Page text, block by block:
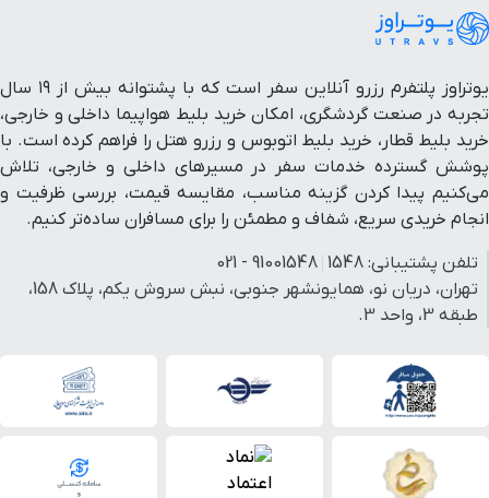
یوتراوز پلتفرم رزرو آنلاین سفر است که با پشتوانه بیش از ۱۹ سال
تجربه در صنعت گردشگری، امکان خرید بلیط هواپیما داخلی و خارجی،
خرید بلیط قطار، خرید بلیط اتوبوس و رزرو هتل را فراهم کرده است. با
پوشش گسترده خدمات سفر در مسیرهای داخلی و خارجی، تلاش
می‌کنیم پیدا کردن گزینه مناسب، مقایسه قیمت، بررسی ظرفیت و
انجام خریدی سریع، شفاف و مطمئن را برای مسافران ساده‌تر کنیم.
تلفن پشتیبانی: 1548
91001548 - 021
تهران، دریان نو، همایونشهر جنوبی، نبش سروش یکم، پلاک 158،
طبقه 3، واحد 3.